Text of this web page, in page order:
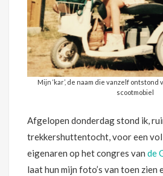
Mijn ‘kar’, de naam die vanzelf
scootmobiel
Afgelopen donderdag stond ik,
trekkershuttentocht, voor een
eigenaren op het congres van de
laat hun mijn foto’s van toen zien